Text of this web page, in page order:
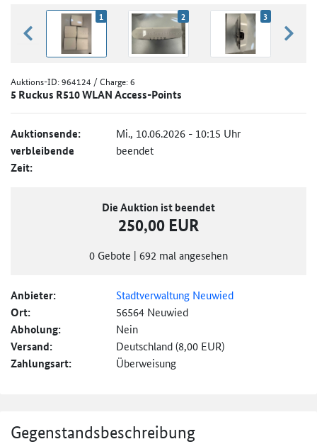
zurück blättern
1 2 3
Auktions-ID:964124 / Charge: 6
5 Ruckus R510 WLAN Access-Points
Auktionsende: Mi., 10.06.2026 - 10:15 Uhr
verbleibende
Zeit:
beendet
Die Auktion ist beendet
250,00 EUR
0 Gebote | 692 mal angesehen
Anbieter: Stadtverwaltung Neuwied
Ort: 56564 Neuwied
Abholung: Nein
Versand: Deutschland (8,00 EUR)
Zahlungsart: Überweisung
Gegenstandsbeschreibung